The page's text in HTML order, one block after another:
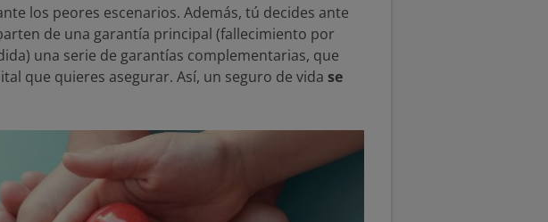
los peores escenarios. Además, tú decides ante
de una garantía principal (fallecimiento por
una serie de garantías complementarias, que
que quieres asegurar. Así, un seguro de vida se